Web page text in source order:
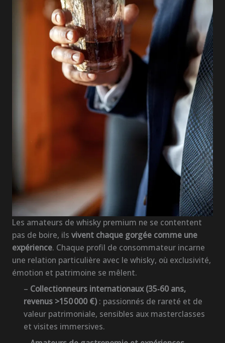
Les amateurs de whisky premium ne se contentent
pas de boire, ils vivent chaque gorgée comme une
expérience. Chaque profil de consommateur incarne
une relation particulière avec le whisky, où exclusivité,
émotion et patrimoine se mêlent.
– Collectionneurs internationaux (35‑60 ans,
revenus >150 000 €) : passionnés de rareté et de
valeur patrimoniale, sensibles aux masterclasses
et visites immersives.